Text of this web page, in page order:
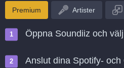
Premium Artister
Öppna Soundiiz och
Anslut dina Spotify- och